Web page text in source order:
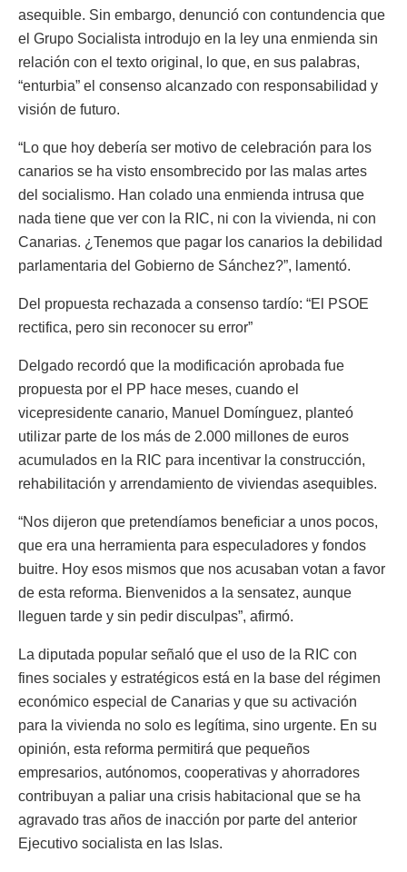
asequible. Sin embargo, denunció con contundencia que
el Grupo Socialista introdujo en la ley una enmienda sin
relación con el texto original, lo que, en sus palabras,
“enturbia” el consenso alcanzado con responsabilidad y
visión de futuro.
“Lo que hoy debería ser motivo de celebración para los
canarios se ha visto ensombrecido por las malas artes
del socialismo. Han colado una enmienda intrusa que
nada tiene que ver con la RIC, ni con la vivienda, ni con
Canarias. ¿Tenemos que pagar los canarios la debilidad
parlamentaria del Gobierno de Sánchez?”, lamentó.
Del propuesta rechazada a consenso tardío: “El PSOE
rectifica, pero sin reconocer su error”
Delgado recordó que la modificación aprobada fue
propuesta por el PP hace meses, cuando el
vicepresidente canario, Manuel Domínguez, planteó
utilizar parte de los más de 2.000 millones de euros
acumulados en la RIC para incentivar la construcción,
rehabilitación y arrendamiento de viviendas asequibles.
“Nos dijeron que pretendíamos beneficiar a unos pocos,
que era una herramienta para especuladores y fondos
buitre. Hoy esos mismos que nos acusaban votan a favor
de esta reforma. Bienvenidos a la sensatez, aunque
lleguen tarde y sin pedir disculpas”, afirmó.
La diputada popular señaló que el uso de la RIC con
fines sociales y estratégicos está en la base del régimen
económico especial de Canarias y que su activación
para la vivienda no solo es legítima, sino urgente. En su
opinión, esta reforma permitirá que pequeños
empresarios, autónomos, cooperativas y ahorradores
contribuyan a paliar una crisis habitacional que se ha
agravado tras años de inacción por parte del anterior
Ejecutivo socialista en las Islas.